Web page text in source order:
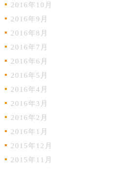
2016年10月
2016年9月
2016年8月
2016年7月
2016年6月
2016年5月
2016年4月
2016年3月
2016年2月
2016年1月
2015年12月
2015年11月